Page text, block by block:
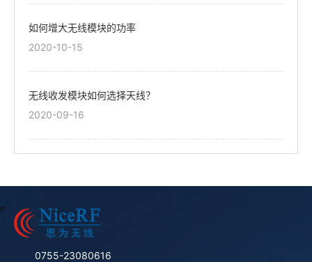
如何增大无线模块的功率
2020-10-15
无线收发模块如何选择天线？
2020-09-16
0755-23080616